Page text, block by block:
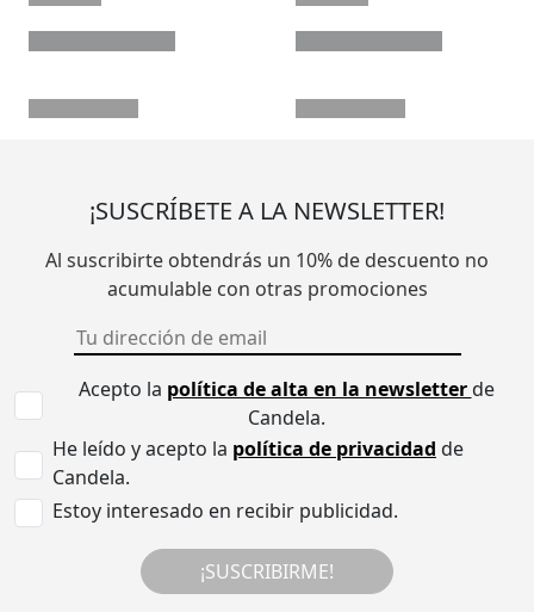
¡SUSCRÍBETE A LA NEWSLETTER!
Al suscribirte obtendrás un 10% de descuento no
acumulable con otras promociones
Acepto la política de alta en la newsletterde
Candela.
He leído y acepto la política de privacidad de
Candela.
Estoy interesado en recibir publicidad.
¡SUSCRIBIRME!